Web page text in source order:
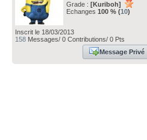
Grade : [Kuriboh]
Echanges 100 % (10)
Inscrit le 18/03/2013
158 Messages/ 0 Contributions/ 0 Pts
Message Privé